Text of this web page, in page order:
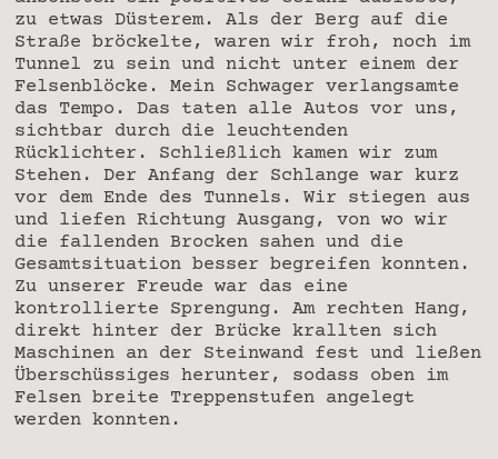
zu etwas Düsterem. Als der Berg auf die
Straße bröckelte, waren wir froh, noch im
Tunnel zu sein und nicht unter einem der
Felsenblöcke. Mein Schwager verlangsamte
das Tempo. Das taten alle Autos vor uns,
sichtbar durch die leuchtenden
Rücklichter. Schließlich kamen wir zum
Stehen. Der Anfang der Schlange war kurz
vor dem Ende des Tunnels. Wir stiegen aus
und liefen Richtung Ausgang, von wo wir
die fallenden Brocken sahen und die
Gesamtsituation besser begreifen konnten.
Zu unserer Freude war das eine
kontrollierte Sprengung. Am rechten Hang,
direkt hinter der Brücke krallten sich
Maschinen an der Steinwand fest und ließen
Überschüssiges herunter, sodass oben im
Felsen breite Treppenstufen angelegt
werden konnten.